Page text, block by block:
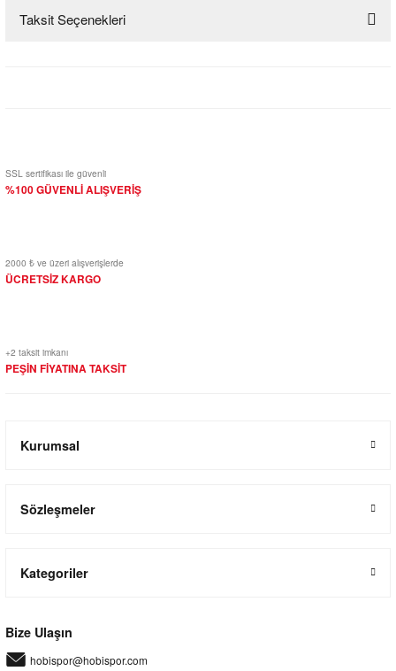
Bu ürüne ilk yorumu siz yapın!
Taksit Seçenekleri
SSL sertifikası ile güvenli
%100 GÜVENLİ ALIŞVERİŞ
2000 ₺ ve üzeri alışverişlerde
ÜCRETSİZ KARGO
+2 taksit imkanı
PEŞİN FİYATINA TAKSİT
Kurumsal
Sözleşmeler
Kategoriler
Bize Ulaşın
hobispor@hobispor.com